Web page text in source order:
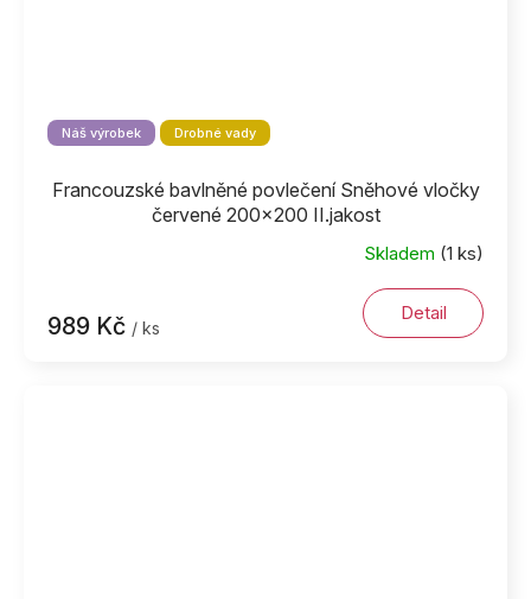
Náš výrobek Drobné vady
Francouzské bavlněné povlečení Sněhové vločky
červené 200x200 II.jakost
Skladem (1 ks)
989 Kč / ks
Detail